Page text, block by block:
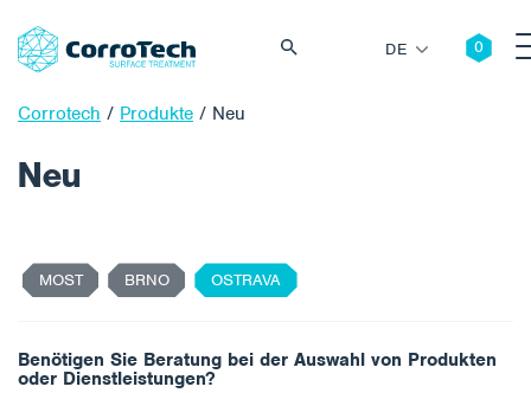
DE
Corrotech / Produkte / Neu
Neu
MOST BRNO OSTRAVA
Benötigen Sie Beratung bei der Auswahl von Produkten
oder Dienstleistungen?